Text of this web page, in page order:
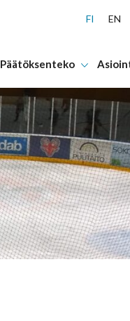
FI EN
Päätöksenteko